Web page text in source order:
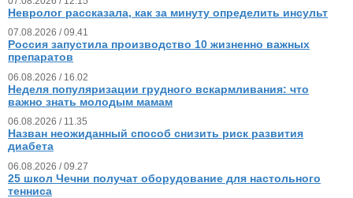
Невролог рассказала, как за минуту определить инсульт
07.08.2026 / 09.41
Россия запустила производство 10 жизненно важных
препаратов
06.08.2026 / 16.02
Неделя популяризации грудного вскармливания: что
важно знать молодым мамам
06.08.2026 / 11.35
Назван неожиданный способ снизить риск развития
диабета
06.08.2026 / 09.27
25 школ Чечни получат оборудование для настольного
тенниса